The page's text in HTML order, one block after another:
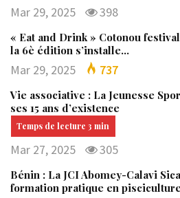
Mar 29, 2025 398
« Eat and Drink » Cotonou
la 6è édition s’installe…
Mar 29, 2025 737
Vie associative : La Jeunesse
ses 15 ans d’existence
Mar 27, 2025 305
Bénin : La JCI Abomey-Calavi
formation pratique en